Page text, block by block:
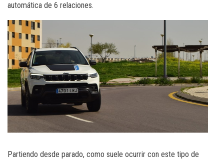
automática de 6 relaciones.
Partiendo desde parado, como suele ocurrir con este tipo de